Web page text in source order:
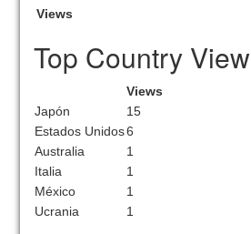
Views
Top Country
Views
Japón
15
Estados Unidos6
Australia
1
Italia
1
México
1
Ucrania
1